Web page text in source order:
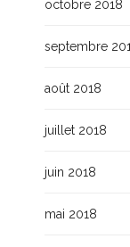
octobre 2018
septembre
août 2018
juillet 2018
juin 2018
mai 2018